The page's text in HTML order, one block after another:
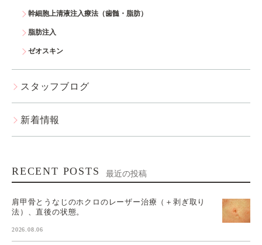
幹細胞上清液注入療法（歯髄・脂肪）
脂肪注入
ゼオスキン
スタッフブログ
新着情報
RECENT POSTS 最近の投稿
肩甲骨とうなじのホクロのレーザー治療（＋剥ぎ取り
法）、直後の状態。
2026.08.06